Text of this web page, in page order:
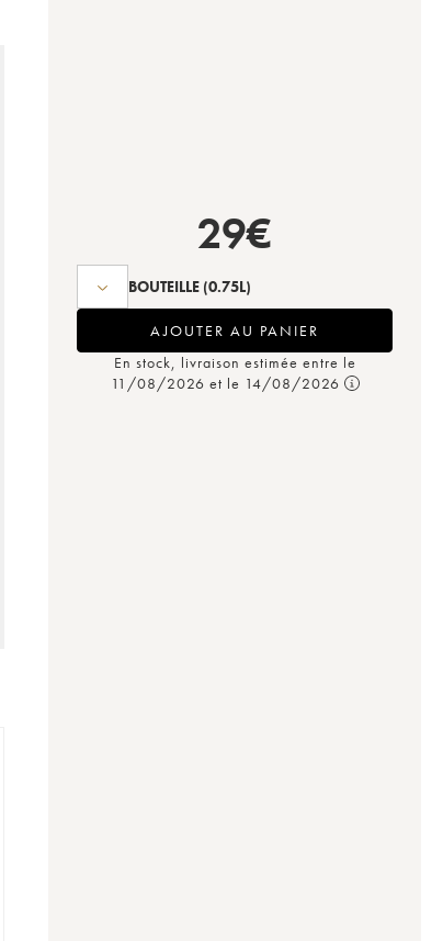
29€
BOUTEILLE (0.75L)
AJOUTER AU PANIER
En stock, livraison estimée entre le
11/08/2026 et le 14/08/2026